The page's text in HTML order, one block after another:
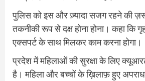
पुलिस को इस और ज़्यादा सजग रहने की
तकनीकी रूप से दक्ष होना होना। कहा कि
एक्सपर्ट के साथ मिलकर काम करना होगा।
प्रदेश में महिलाओं की सुरक्षा के लिए
है। महिला और बच्चों के ख़िलाफ़ हुए